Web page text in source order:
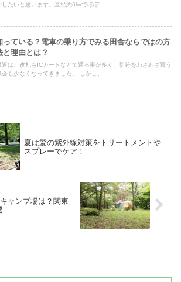
したいと思います。直径約6㎞でほぼ...
っている？電車の乗り方でみる田舎ならではの方
と理由とは？
近は、改札もICカードなどで通る事が多く、切符をわざわざ買う
会も少なくなってきました。 しかし、...
夏は髪の紫外線対策をトリートメントや
スプレーでケア！
ャンプ場は？関東